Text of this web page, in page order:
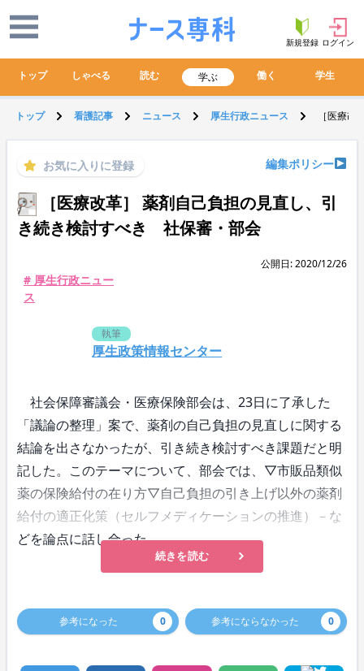
新規登録 ログイン
トップ しゃべる 読む 学ぶ 働く 学生
トップ 看護記事 ニュース 厚生行政ニュース ［医療
お気に入りに登録 編集ポリシー
［医療改革］ 薬剤自己負担の見直し、引
き続き検討すべき 社保審・部会
公開日: 2020/12/26
# 厚生行政ニュー
ス
執筆
厚生政策情報センター
社会保障審議会・医療保険部会は、23日に了承した
「議論の整理」案で、薬剤の自己負担の見直しに関する
結論を出さなかったが、引き続き検討すべき課題だと明
記した。このテーマについて、部会では、▽市販品類似
薬の保険給付の在り方▽自己負担の引き上げ以外の薬剤
給付の適正化策（セルフメディケーションの推進）－な
どを論点に話し合った。
続きを読む
参考になった 0 参考にならなかった 0